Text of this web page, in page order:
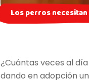
Los perros
¿Cuántas veces al
dando en adopción